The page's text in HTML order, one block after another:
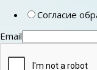
Согласие
Email